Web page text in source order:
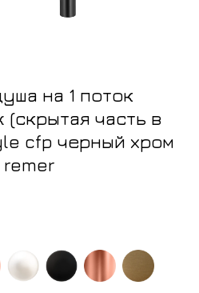
на 1 поток
часть в
cfp черный хром